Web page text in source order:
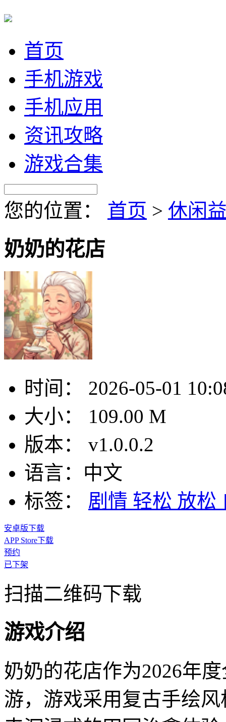
首页
手机游戏
手机应用
资讯攻略
游戏合集
您的位置： 首页 > 休闲
奶奶的花店
时间：
2026-05-01
大小：
109.00 M
版本：
v1.0.0.2
语言： 中文
标签：
剧情 轻松 放松
安卓版下载
APP Store下载
预约
已下架
扫描二维码下载
游戏介绍
奶奶的花店作为2026年
游，游戏采用复古手绘